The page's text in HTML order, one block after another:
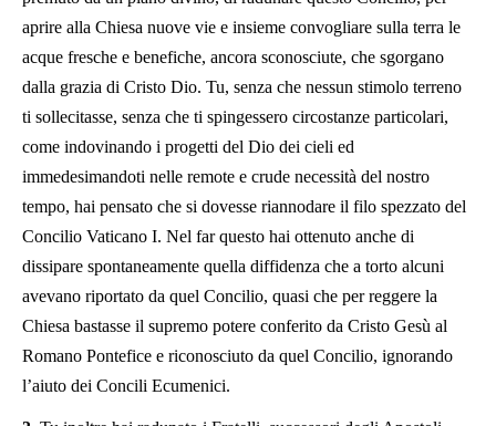
aprire alla Chiesa nuove vie e insieme convogliare sulla terra le
acque fresche e benefiche, ancora sconosciute, che sgorgano
dalla grazia di Cristo Dio. Tu, senza che nessun stimolo terreno
ti sollecitasse, senza che ti spingessero circostanze particolari,
come indovinando i progetti del Dio dei cieli ed
immedesimandoti nelle remote e crude necessità del nostro
tempo, hai pensato che si dovesse riannodare il filo spezzato del
Concilio Vaticano I. Nel far questo hai ottenuto anche di
dissipare spontaneamente quella diffidenza che a torto alcuni
avevano riportato da quel Concilio, quasi che per reggere la
Chiesa bastasse il supremo potere conferito da Cristo Gesù al
Romano Pontefice e riconosciuto da quel Concilio, ignorando
l’aiuto dei Concili Ecumenici.